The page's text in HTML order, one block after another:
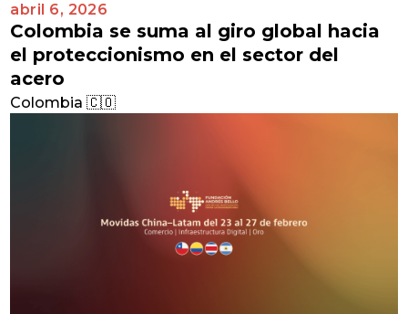
abril 6, 2026
Colombia se suma al giro global hacia
el proteccionismo en el sector del
acero
Colombia 🇨🇴